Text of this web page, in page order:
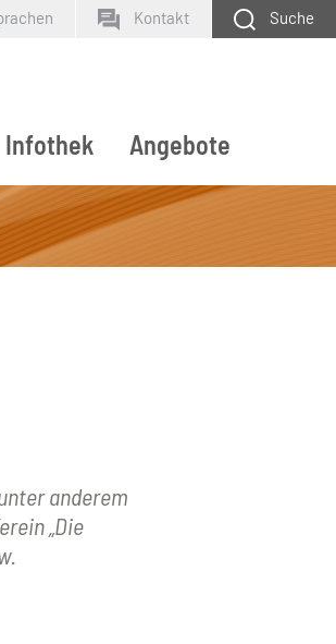
Kontakt Suche
SUCHEN
Infothek Angebote
anderem
„Die